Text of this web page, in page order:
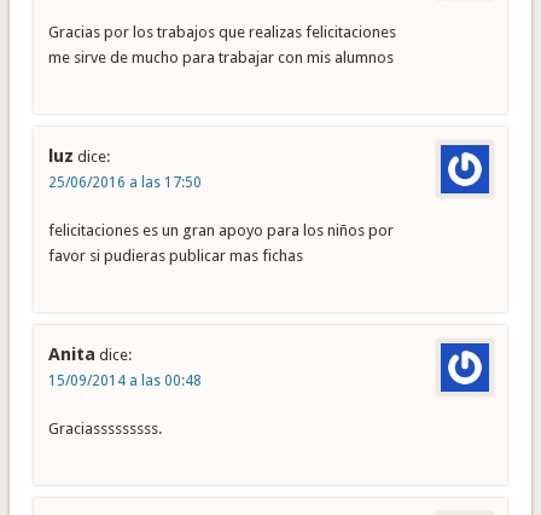
Gracias por los trabajos que realizas felicitaciones
me sirve de mucho para trabajar con mis alumnos
luz dice:
25/06/2016 a las 17:50
felicitaciones es un gran apoyo para los niños por
favor si pudieras publicar mas fichas
Anita dice:
15/09/2014 a las 00:48
Graciasssssssss.